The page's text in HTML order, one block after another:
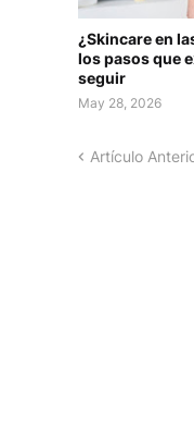
¿Skincare en
los pasos que
seguir
May 28, 2026
Artículo